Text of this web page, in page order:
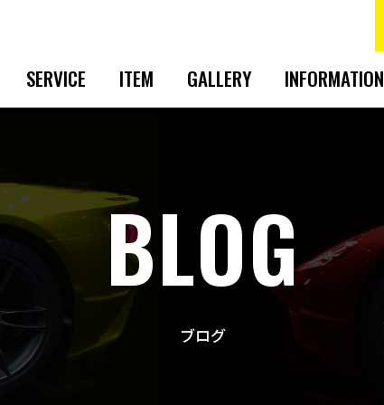
SERVICE ITEM GALLERY INFORMATION
BLOG
ブログ